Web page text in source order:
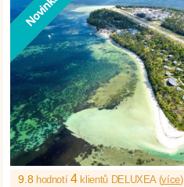
9.8 hodnotí4klientů DELUXEA (více)